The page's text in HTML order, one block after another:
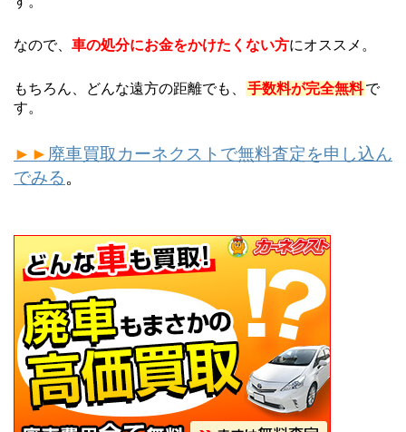
なので、 車の処分にお金をかけたくない方にオススメ。
もちろん、どんな遠方の距離でも、 手数料が完全無料で
す。
►► 廃車買取カーネクストで無料査定を申し込ん
でみる。